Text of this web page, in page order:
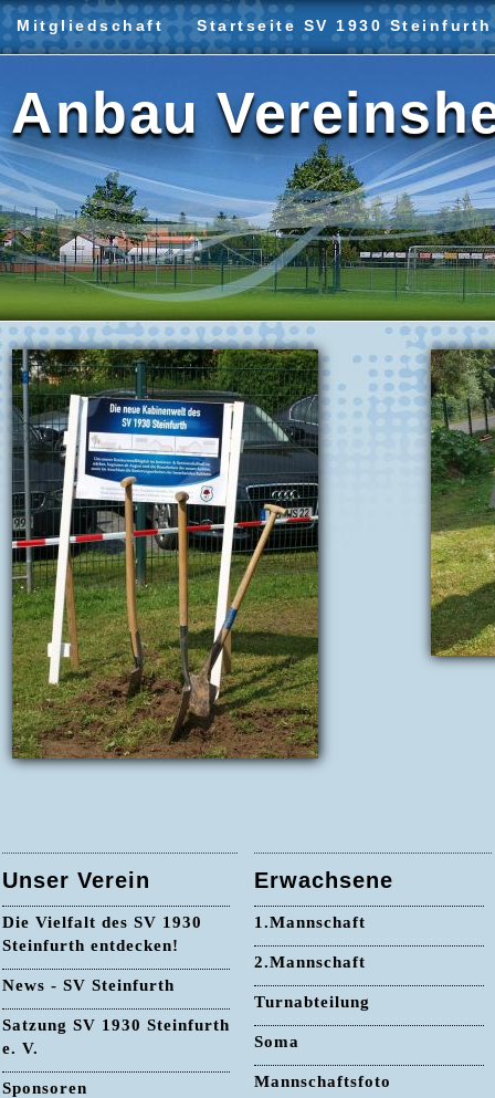
Mitgliedschaft Startseite SV 1930 Steinfurth
Anbau
Unser Verein
Die Vielfalt des SV 1930
Steinfurth entdecken!
News - SV Steinfurth
Satzung SV 1930 Steinfurth
e. V.
Sponsoren
Erwachsene
1.Mannschaft
2.Mannschaft
Turnabteilung
Soma
Mannschaftsfoto